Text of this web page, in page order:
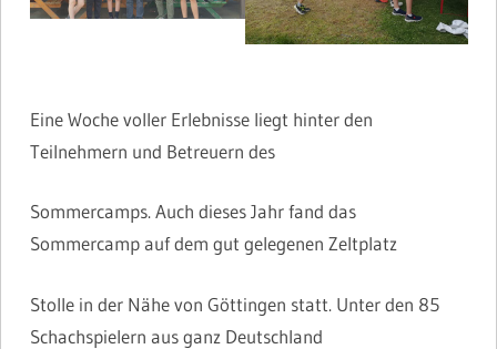
Eine Woche voller Erlebnisse liegt hinter den
Teilnehmern und Betreuern des
Sommercamps. Auch dieses Jahr fand das
Sommercamp auf dem gut gelegenen Zeltplatz
Stolle in der Nähe von Göttingen statt. Unter den 85
Schachspielern aus ganz Deutschland